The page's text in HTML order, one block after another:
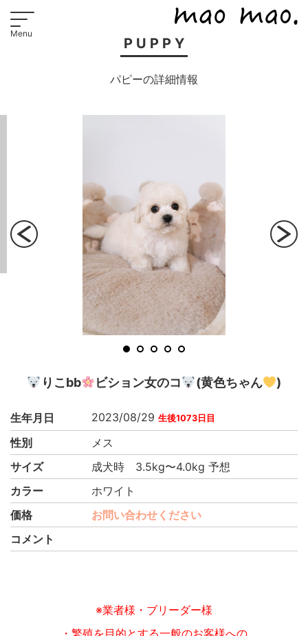
PUPPY
パピーの詳細情報
1 2 3 4 5
Previous Next
りこbb ビション女のコ (黄色ちゃん )
生年月日 2023/08/29 生後1073日目
性別
メス
サイズ
成犬時 3.5kg〜4.0kg 予想
カラー
ホワイト
価格
お問い合わせください
コメント
※業者様・ブリーダー様
・繁殖を目的とする一般のお客様への